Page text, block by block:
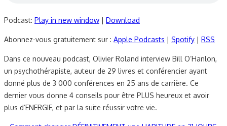
Podcast: Play in new window | Download
Abonnez-vous gratuitement sur : Apple Podcasts | Spotify | RSS
Dans ce nouveau podcast, Olivier Roland interview Bill O’Hanlon,
un psychothérapiste, auteur de 29 livres et conférencier ayant
donné plus de 3 000 conférences en 25 ans de carrière. Ce
dernier vous donne 4 conseils pour être PLUS heureux et avoir
plus d’ENERGIE, et par la suite réussir votre vie.